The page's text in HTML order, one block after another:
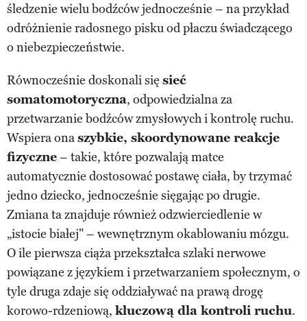
śledzenie wielu bodźców jednocześnie – na przykład
odróżnienie radosnego pisku od płaczu świadczącego
o niebezpieczeństwie.
Równocześnie doskonali się sieć
somatomotoryczna, odpowiedzialna za
przetwarzanie bodźców zmysłowych i kontrolę ruchu.
Wspiera onaszybkie, skoordynowane reakcje
fizyczne– takie, które pozwalają matce
automatycznie dostosować postawę ciała, by trzymać
jedno dziecko, jednocześnie sięgając po drugie.
Zmiana ta znajduje również odzwierciedlenie w
„istocie białej" – wewnętrznym okablowaniu mózgu.
O ile pierwsza ciąża przekształca szlaki nerwowe
powiązane z językiem i przetwarzaniem społecznym, o
tyle druga zdaje się oddziaływać na prawą drogę
korowo-rdzeniową, kluczową dla kontroli ruchu.